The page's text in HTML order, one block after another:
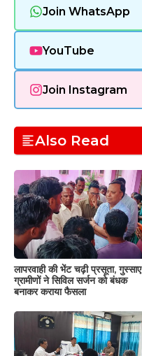
Join WhatsApp
YouTube
Join Instagram
Also Read
लापरवाही की भेंट चढ़ी प्रसूता, गुस्साए
ग्रामीणों ने सिविल सर्जन को बंधक
बनाकर कराया फैसला